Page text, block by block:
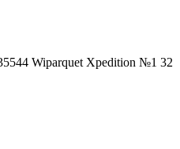
Wiparquet Xpedition №1 32